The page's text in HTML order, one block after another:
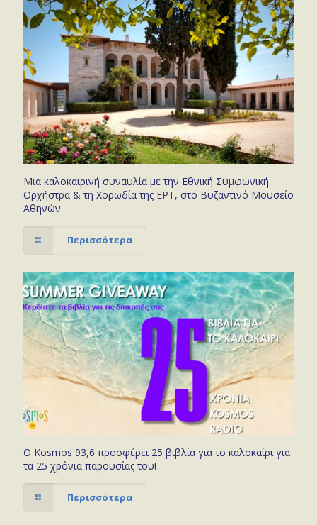
Μια καλοκαιρινή συναυλία με την Εθνική Συμφωνική
Ορχήστρα & τη Χορωδία της ΕΡΤ, στο Βυζαντινό Μουσείο
Αθηνών
Περισσότερα
Ο Kosmos 93,6 προσφέρει 25 βιβλία για το καλοκαίρι για
τα 25 χρόνια παρουσίας του!
Περισσότερα